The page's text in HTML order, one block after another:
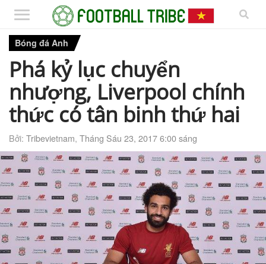
Bóng đá Anh
Phá kỷ lục chuyển
nhượng, Liverpool chính
thức có tân binh thứ hai
Bởi: Tribevietnam, Tháng Sáu 23, 2017 6:00 sáng